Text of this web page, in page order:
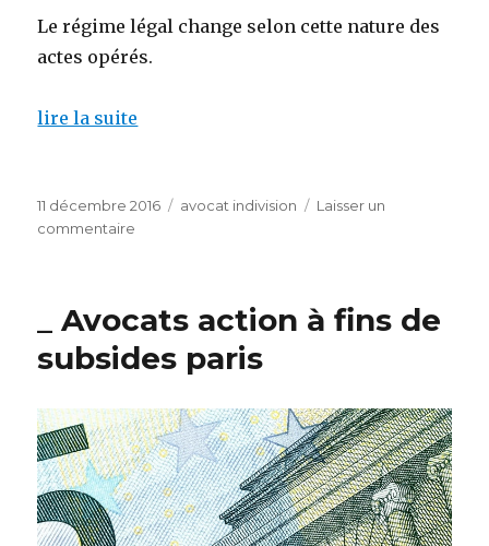
Le régime légal change selon cette nature des
actes opérés.
lire la suite
Publié
le
11 décembre 2016 Catégories
avocat indivision
Laisser un
commentaire
Spécialisés
de
l’indivision
_ Avocats action à fins de
subsides paris